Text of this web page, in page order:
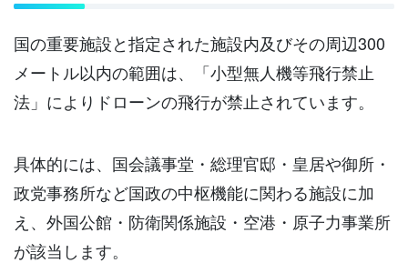
国の重要施設と指定された施設内及びその周辺300
メートル以内の範囲は、「小型無人機等飛行禁止
法」によりドローンの飛行が禁止されています。
具体的には、国会議事堂・総理官邸・皇居や御所・
政党事務所など国政の中枢機能に関わる施設に加
え、外国公館・防衛関係施設・空港・原子力事業所
が該当します。